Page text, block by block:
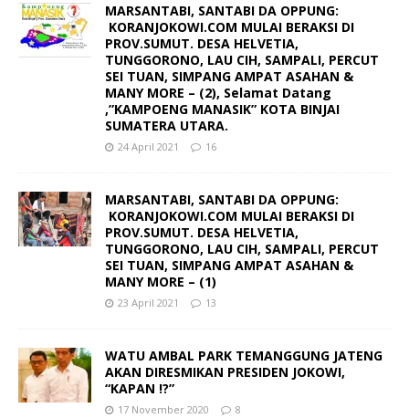
MARSANTABI, SANTABI DA OPPUNG:
KORANJOKOWI.COM MULAI BERAKSI DI
PROV.SUMUT. DESA HELVETIA,
TUNGGORONO, LAU CIH, SAMPALI, PERCUT
SEI TUAN, SIMPANG AMPAT ASAHAN &
MANY MORE – (2), Selamat Datang
,”KAMPOENG MANASIK” KOTA BINJAI
SUMATERA UTARA.
24 April 2021 16
MARSANTABI, SANTABI DA OPPUNG:
KORANJOKOWI.COM MULAI BERAKSI DI
PROV.SUMUT. DESA HELVETIA,
TUNGGORONO, LAU CIH, SAMPALI, PERCUT
SEI TUAN, SIMPANG AMPAT ASAHAN &
MANY MORE – (1)
23 April 2021 13
WATU AMBAL PARK TEMANGGUNG JATENG
AKAN DIRESMIKAN PRESIDEN JOKOWI,
“KAPAN !?”
17 November 2020 8